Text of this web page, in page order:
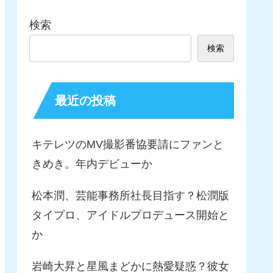
検索
検索
最近の投稿
キテレツのMV撮影番協要請にファンと
きめき。年内デビューか
松本潤、芸能事務所社長目指す？松潤版
タイプロ、アイドルプロデュース開始と
か
岩崎大昇と星風まどかに熱愛疑惑？彼女